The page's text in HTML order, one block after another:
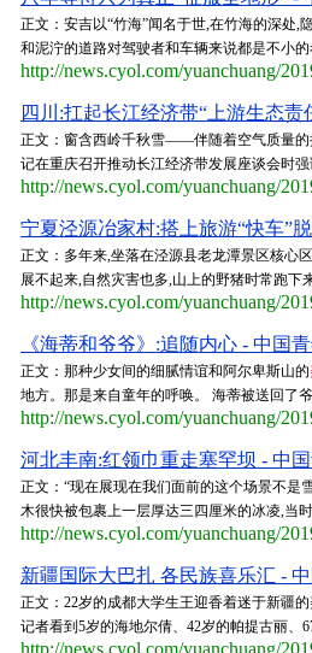
正文：安吉以“竹海”闻名于世,在竹海的深处,
和泥泞的道路对驾驶者和车辆来说都是不小
http://news.cyol.com/yuanchuang/
四川:扛起长江经济带“上游生态责
正文：窗含西岭千秋雪——伴随着空气质量的
记在重庆召开推动长江经济带发展座谈会时
http://news.cyol.com/yuanchuang/
宁夏泾源冶家村:搭上旅游“快车”
正文：多年来,坐落在泾源县老龙潭景区核心
展不起来,自然灾害也多,山上的野猪时常跑下
http://news.cyol.com/yuanchuang/
《海蒂和爷爷》:追随内心 - 中国
正文：那种少女间的细腻情谊和阿尔卑斯山的
地方。那是来自童年的呼唤。 海蒂被送回了
http://news.cyol.com/yuanchuang/
河北丰南:红领巾重走塞罕坝 - 中
正文：“现在展现在我们面前的这个场景不是
木很快被包裹上一层厚达三四厘米的冰凌,当
http://news.cyol.com/yuanchuang/
新疆国际大巴扎 各民族喜乐汇 -
正文：22岁的成都大学生王迎香着迷于新疆
记者看到5岁的海地尔倩、42岁的帕提古丽、
http://news.cyol.com/yuanchuang/